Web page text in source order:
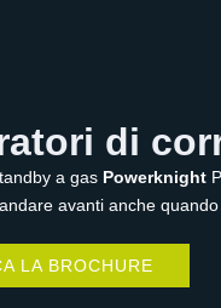
di
a gas Powerknight
avanti anche quando
LA BROCHURE